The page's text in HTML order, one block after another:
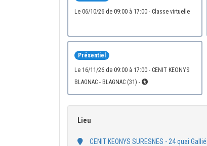
le 06/10/26 de 09:00 à 17:00 - Classe virtuelle
Présentiel
le 16/11/26 de 09:00 à 17:00 - CENIT KEONYS
BLAGNAC - BLAGNAC (31) -
Lieu